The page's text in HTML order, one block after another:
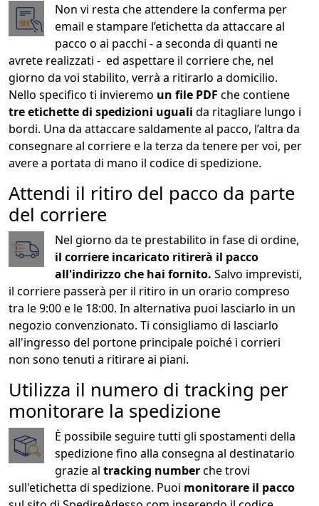
Non vi resta che attendere la conferma per
email e stampare l’etichetta da attaccare al
pacco o ai pacchi - a seconda di quanti ne
avrete realizzati - ed aspettare il corriere che, nel
giorno da voi stabilito, verrà a ritirarlo a domicilio.
Nello specifico ti invieremo un file PDF che contiene
tre etichette di spedizioni uguali da ritagliare lungo i
bordi. Una da attaccare saldamente al pacco, l’altra da
consegnare al corriere e la terza da tenere per voi, per
avere a portata di mano il codice di spedizione.
Attendi il ritiro del pacco da parte
del corriere
Nel giorno da te prestabilito in fase di ordine,
il corriere incaricato ritirerà il pacco
all'indirizzo che hai fornito. Salvo imprevisti,
il corriere passerà per il ritiro in un orario compreso
tra le 9:00 e le 18:00. In alternativa puoi lasciarlo in un
negozio convenzionato. Ti consigliamo di lasciarlo
all'ingresso del portone principale poiché i corrieri
non sono tenuti a ritirare ai piani.
Utilizza il numero di tracking per
monitorare la spedizione
È possibile seguire tutti gli spostamenti della
spedizione fino alla consegna al destinatario
grazie al tracking numberche trovi
sull'etichetta di spedizione. Puoi monitorare il pacco